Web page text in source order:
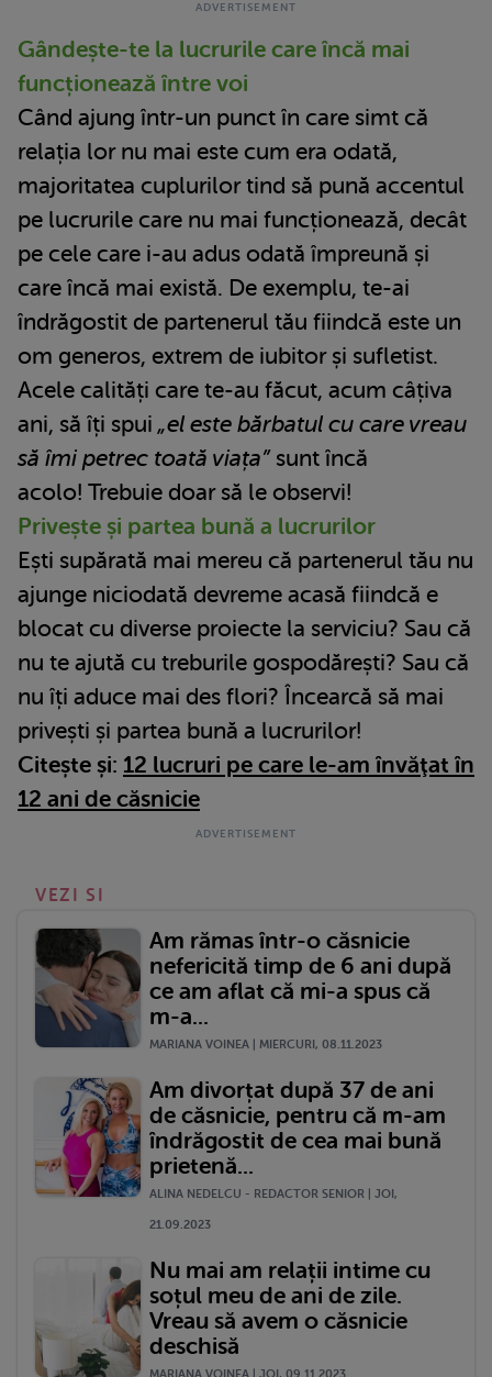
Gândește-te la lucrurile care încă mai
funcționează între voi
Când ajung într-un punct în care simt că
relația lor nu mai este cum era odată,
majoritatea cuplurilor tind să pună accentul
pe lucrurile care nu mai funcționează, decât
pe cele care i-au adus odată împreună și
care încă mai există. De exemplu, te-ai
îndrăgostit de partenerul tău fiindcă este un
om generos, extrem de iubitor și sufletist.
Acele calități care te-au făcut, acum câțiva
ani, să îți spui „el este bărbatul cu care vreau
să îmi petrec toată viața”sunt încă
acolo! Trebuie doar să le observi!
Privește și partea bună a lucrurilor
Ești supărată mai mereu că partenerul tău nu
ajunge niciodată devreme acasă fiindcă e
blocat cu diverse proiecte la serviciu? Sau că
nu te ajută cu treburile gospodărești? Sau că
nu îți aduce mai des flori? Încearcă să mai
privești și partea bună a lucrurilor!
Citește și: 12 lucruri pe care le-am învăţat în
12 ani de căsnicie
VEZI SI
Am rămas într-o căsnicie
nefericită timp de 6 ani după
ce am aflat că mi-a spus că
m-a...
MARIANA VOINEA | MIERCURI, 08.11.2023
Am divorțat după 37 de ani
de căsnicie, pentru că m-am
îndrăgostit de cea mai bună
prietenă...
ALINA NEDELCU - REDACTOR SENIOR | JOI,
21.09.2023
Nu mai am relații intime cu
soțul meu de ani de zile.
Vreau să avem o căsnicie
deschisă
MARIANA VOINEA | JOI, 09.11.2023